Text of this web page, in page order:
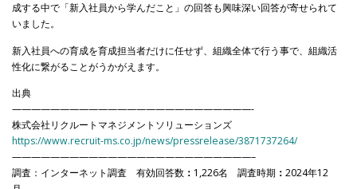
成する中で「新入社員から学んだこと」の回答も興味深い回答が寄せられて
いました。
新入社員への育成を育成担当者だけに任せず、組織全体で行う事で、組織活
性化に繋がることがうかがえます。
出典
—————————————————————————-
株式会社リクルートマネジメントソリューションズ
https://www.recruit-ms.co.jp/news/pressrelease/3871737264/
—————————————————————————–
調査：インターネット調査 有効回答数 ： 1,226名 調査時期 ： 2024年12